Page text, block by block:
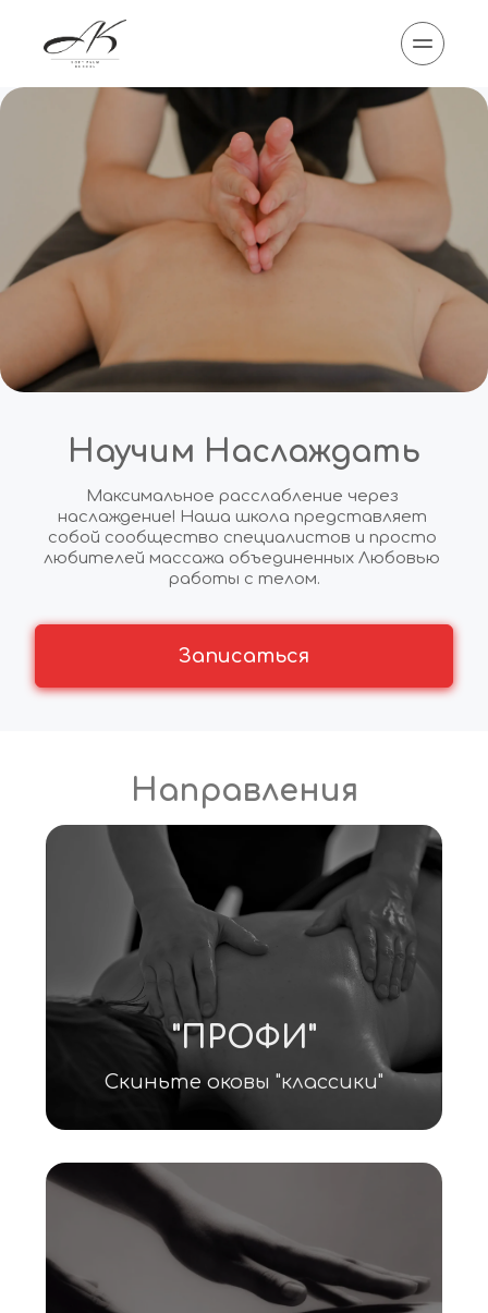
Научим Наслаждать
Максимальное расслабление через
наслаждение! Наша школа представляет
собой сообщество специалистов и просто
любителей массажа объединенных Любовью
работы с телом.
Записаться
Направления
"ПРОФИ"
Скиньте оковы "классики"